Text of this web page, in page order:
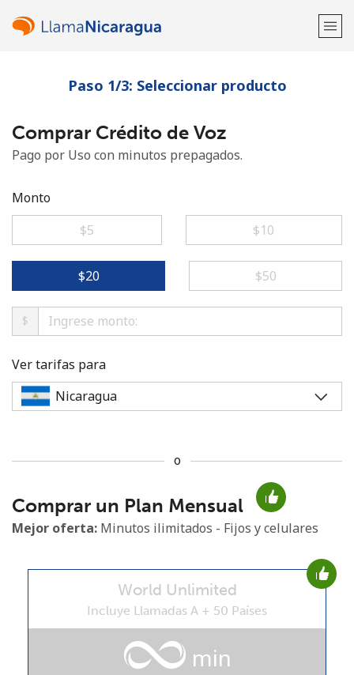
¡Bienvenido!
¿Ya tienes una cuenta?Inicia sesión →
No se ha creado una contraseña
Mínimo 8 caracteres
Una letra mayúscula y una minúscula
Un número
Paso 1/3: Seleccionar producto
Comprar Crédito de Voz
Pago por Uso con minutos prepagados.
Monto
⁦$5⁩
⁦$10⁩
⁦$20⁩ ⁦$50⁩
$
Ver tarifas para
o
Comprar un Plan Mensual
Mejor oferta: Minutos ilimitados - Fijos y celulares
World Unlimited
Incluye Llamadas A + 50 Países
min